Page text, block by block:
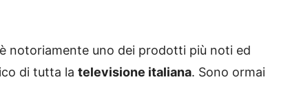
è notoriamente uno dei prodotti più noti ed
di tutta la televisione italiana. Sono ormai